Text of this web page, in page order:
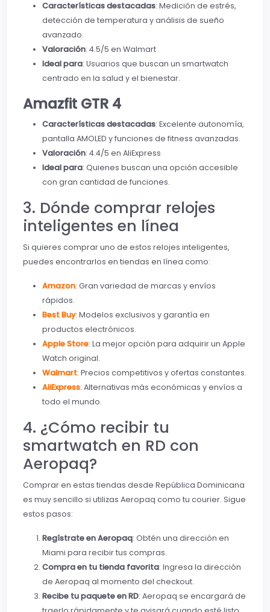
Características destacadas: Medición de estrés,
detección de temperatura y análisis de sueño
avanzado.
Valoración: 4.5/5 en Walmart
Ideal para: Usuarios que buscan un smartwatch
centrado en la salud y el bienestar.
Amazfit GTR 4
Características destacadas: Excelente autonomía,
pantalla AMOLED y funciones de fitness avanzadas.
Valoración: 4.4/5 en AliExpress
Ideal para: Quienes buscan una opción accesible
con gran cantidad de funciones.
3. Dónde comprar relojes
inteligentes en línea
Si quieres comprar uno de estos relojes inteligentes,
puedes encontrarlos en tiendas en línea como:
Amazon: Gran variedad de marcas y envíos
rápidos.
Best Buy: Modelos exclusivos y garantía en
productos electrónicos.
Apple Store: La mejor opción para adquirir un Apple
Watch original.
Walmart: Precios competitivos y ofertas constantes.
AliExpress: Alternativas más económicas y envíos a
todo el mundo.
4. ¿Cómo recibir tu
smartwatch en RD con
Aeropaq?
Comprar en estas tiendas desde República Dominicana
es muy sencillo si utilizas Aeropaq como tu courier. Sigue
estos pasos:
Regístrate en Aeropaq: Obtén una dirección en
Miami para recibir tus compras.
Compra en tu tienda favorita: Ingresa la dirección
de Aeropaq al momento del checkout.
Recibe tu paquete en RD: Aeropaq se encargará de